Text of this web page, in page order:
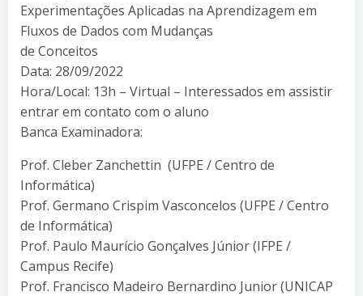
Experimentações Aplicadas na Aprendizagem em
Fluxos de Dados com Mudanças
de Conceitos
Data: 28/09/2022
Hora/Local: 13h – Virtual – Interessados em assistir
entrar em contato com o aluno
Banca Examinadora:
Prof. Cleber Zanchettin (UFPE / Centro de
Informática)
Prof. Germano Crispim Vasconcelos (UFPE / Centro
de Informática)
Prof. Paulo Maurício Gonçalves Júnior (IFPE /
Campus Recife)
Prof. Francisco Madeiro Bernardino Junior (UNICAP